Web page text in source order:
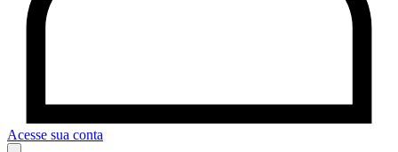
Acesse sua conta